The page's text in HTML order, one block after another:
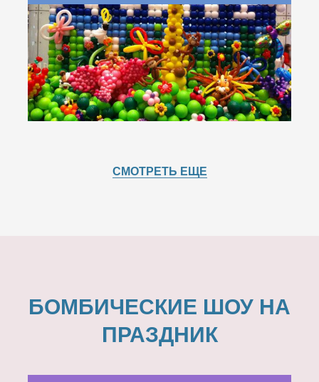
СМОТРЕТЬ ЕЩЕ
БОМБИЧЕСКИЕ ШОУ НА
ПРАЗДНИК